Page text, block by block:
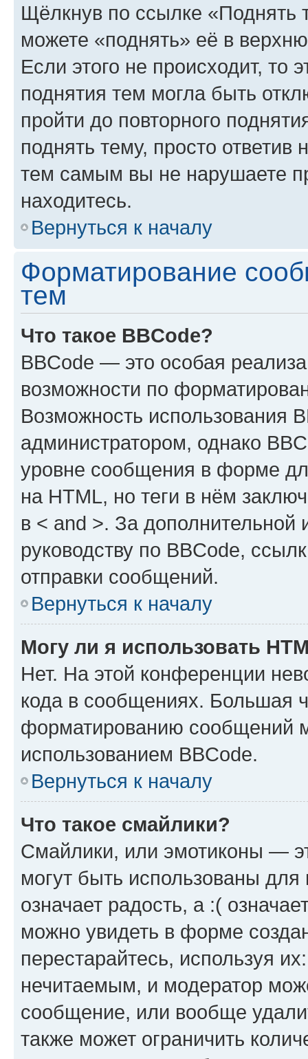
Щёлкнув по ссылке «Поднять
можете «поднять» её в
Если этого не происходит, то
поднятия тем могла быть
пройти до повторного
поднять тему, просто ответив
тем самым вы не нарушаете
находитесь.
Вернуться к началу
Форматирование
тем
Что такое BBCode?
BBCode — это особая
возможности по
Возможность использования
администратором, однако
уровне сообщения в форме
на HTML, но теги в нём
в < and >. За
руководству по BBCode,
отправки сообщений.
Вернуться к началу
Могу ли я использовать
Нет. На этой конференции
кода в сообщениях. Большая
форматированию сообщений
использованием BBCode.
Вернуться к началу
Что такое смайлики?
Смайлики, или эмотиконы —
могут быть использованы
означает радость, а :(
можно увидеть в форме
перестарайтесь, используя
нечитаемым, и модератор
сообщение, или вообще
также может ограничить